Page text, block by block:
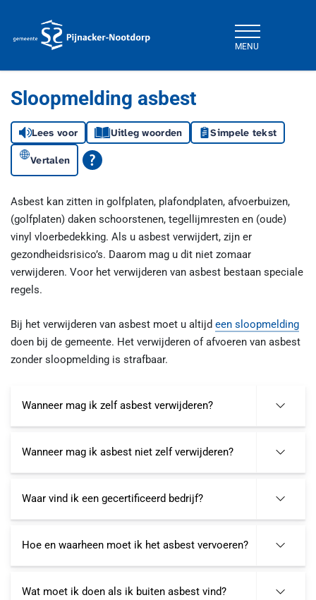
MENU
Sloopmelding asbest
Lees voor Uitleg woorden Simpele tekst
Vertalen
Asbest kan zitten in golfplaten, plafondplaten, afvoerbuizen,
(golfplaten) daken schoorstenen, tegellijmresten en (oude)
vinyl vloerbedekking. Als u asbest verwijdert, zijn er
gezondheidsrisico’s. Daarom mag u dit niet zomaar
verwijderen. Voor het verwijderen van asbest bestaan speciale
regels.
Bij het verwijderen van asbest moet u altijd een sloopmelding
doen bij de gemeente. Het verwijderen of afvoeren van asbest
zonder sloopmelding is strafbaar.
Wanneer mag ik zelf asbest verwijderen?
Wanneer mag ik asbest niet zelf verwijderen?
Waar vind ik een gecertificeerd bedrijf?
Hoe en waarheen moet ik het asbest vervoeren?
Wat moet ik doen als ik buiten asbest vind?